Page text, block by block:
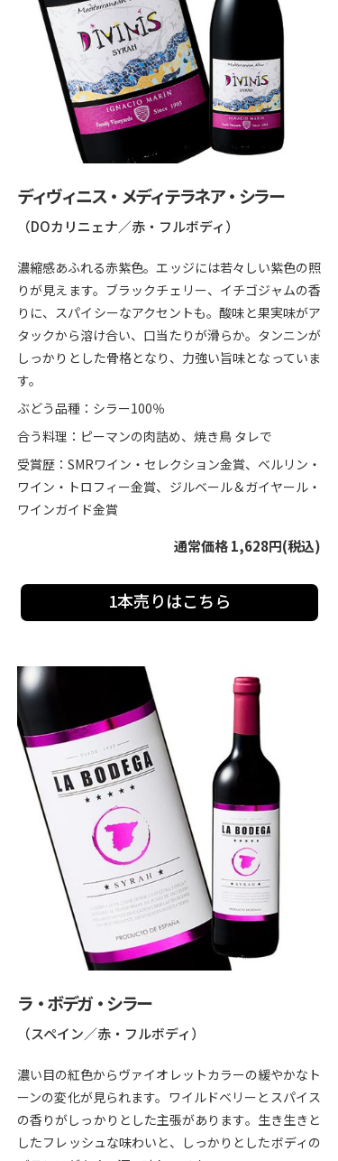
ディヴィニス・メディテラネア・シラー
（DOカリニェナ／赤・フルボディ）
濃縮感あふれる赤紫色。エッジには若々しい紫色の照
りが見えます。ブラックチェリー、イチゴジャムの香
りに、スパイシーなアクセントも。酸味と果実味がア
タックから溶け合い、口当たりが滑らか。タンニンが
しっかりとした骨格となり、力強い旨味となっていま
す。
ぶどう品種：シラー100％
合う料理：ピーマンの肉詰め、焼き鳥 タレで
受賞歴：SMRワイン・セレクション金賞、ベルリン・
ワイン・トロフィー金賞、ジルベール＆ガイヤール・
ワインガイド金賞
通常価格 1,628円(税込)
1本売りはこちら
ラ・ボデガ・シラー
（スペイン／赤・フルボディ）
濃い目の紅色からヴァイオレットカラーの緩やかなト
ーンの変化が見られます。ワイルドベリーとスパイス
の香りがしっかりとした主張があります。生き生きと
したフレッシュな味わいと、しっかりとしたボディの